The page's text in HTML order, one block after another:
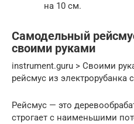
на 10 см.
Самодельный
своими руками
instrument.guru > Своими
рейсмус из электрорубанка
Рейсмус — это
строгает с наименьшими